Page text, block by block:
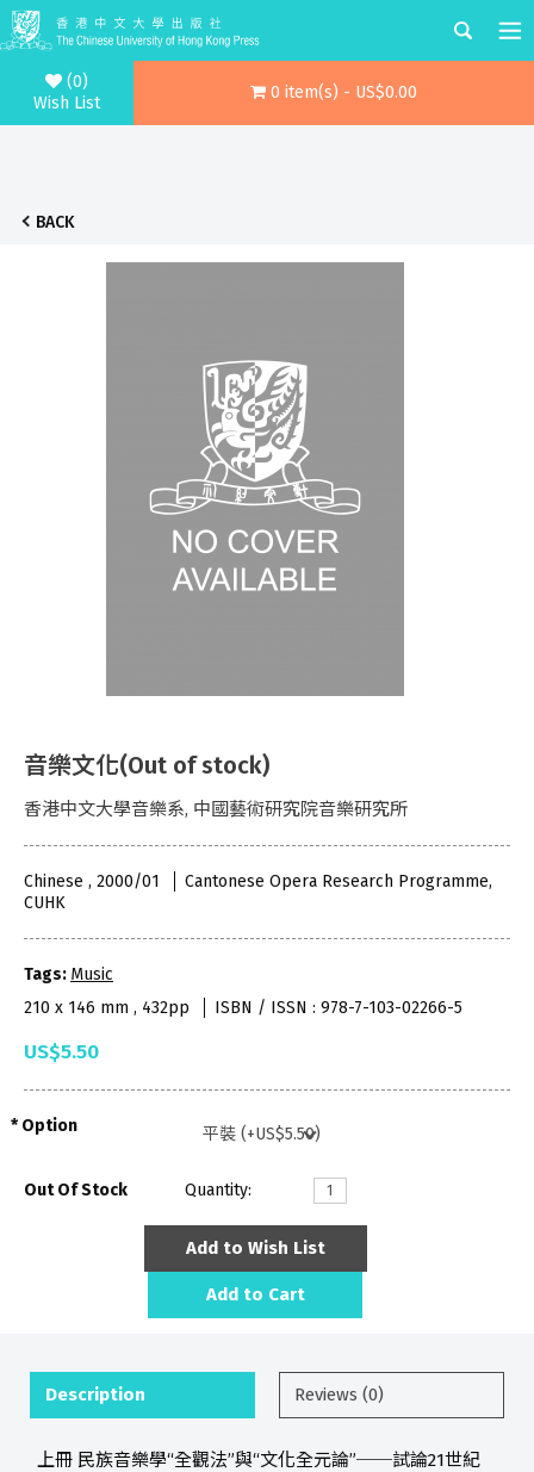
(0)
Wish List
0 item(s) - US$0.00
BACK
音樂文化(Out of stock)
香港中文大學音樂系, 中國藝術研究院音樂研究所
Chinese , 2000/01
Cantonese Opera Research Programme,
CUHK
Tags: Music
210 x 146 mm , 432pp
ISBN / ISSN : 978-7-103-02266-5
US$5.50
Option
Out Of Stock Quantity:
Add to Wish List
Add to Cart
Description Reviews (0)
上冊 民族音樂學“全觀法”與“文化全元論”──試論21世紀